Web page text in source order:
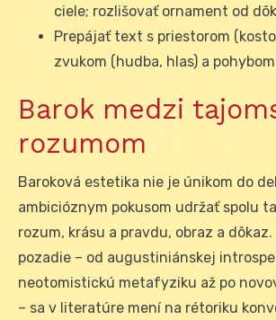
ciele; rozlišovať ornament od
Prepájať text s priestorom
zvukom (hudba, hlas) a
Barok medzi
rozumom
Baroková estetika nie je únikom do
ambicióznym pokusom udržať spolu
rozum, krásu a pravdu, obraz a
pozadie – od augustiniánskej
neotomistickú metafyziku až po
– sa v literatúre mení na rétoriku